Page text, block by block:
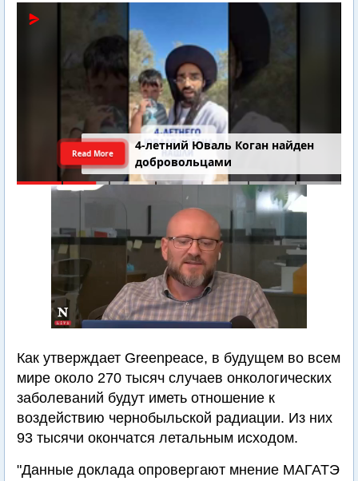
4-летний Юваль Коган найден
добровольцами
Read More
Как утверждает Greenpeace, в будущем во всем
мире около 270 тысяч случаев онкологических
заболеваний будут иметь отношение к
воздействию чернобыльской радиации. Из них
93 тысячи окончатся летальным исходом.
"Данные доклада опровергают мнение МАГАТЭ